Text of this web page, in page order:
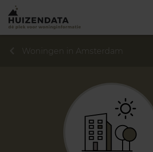
Woningen in Amsterdam